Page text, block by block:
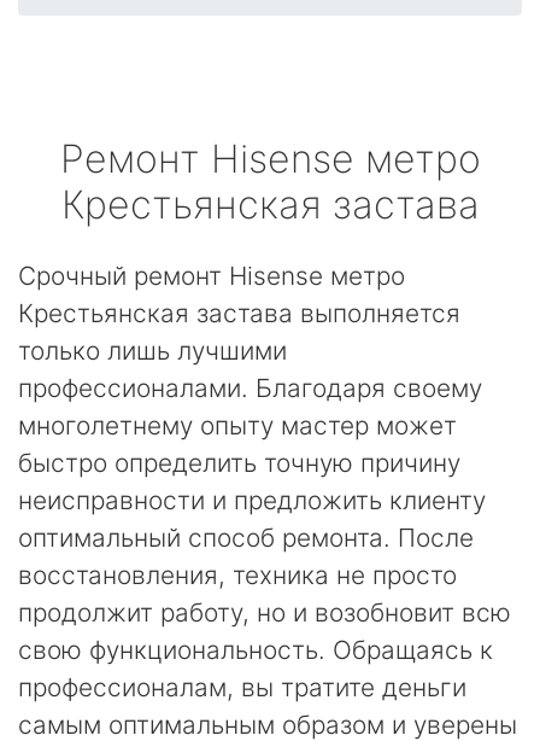
Ремонт Hisense метро
Крестьянская застава
Срочный ремонт Hisense метро
Крестьянская застава выполняется
только лишь лучшими
профессионалами. Благодаря своему
многолетнему опыту мастер может
быстро определить точную причину
неисправности и предложить клиенту
оптимальный способ ремонта. После
восстановления, техника не просто
продолжит работу, но и возобновит всю
свою функциональность. Обращаясь к
профессионалам, вы тратите деньги
самым оптимальным образом и уверены